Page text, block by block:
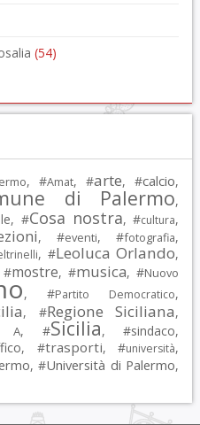
(54)
, #Amat, #arte, #calcio,
di Palermo,
, #Cosa nostra, #cultura,
, #eventi, #fotografia,
, #Leoluca Orlando,
#mostre, #musica, #Nuovo
, #Partito Democratico,
, #Regione Siciliana,
A, #Sicilia, #sindaco,
, #trasporti, #università,
, #Università di Palermo,